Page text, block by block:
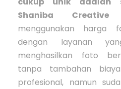
Shaniba Creative
menggunakan harga
dengan layanan
menghasilkan foto
tanpa tambahan
profesional, namun